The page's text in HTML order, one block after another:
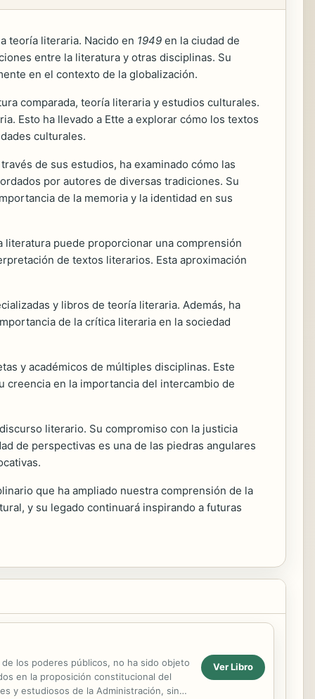
teoría literaria. Nacido en 1949 en la ciudad de
entre la literatura y otras disciplinas. Su
en el contexto de la globalización.
comparada, teoría literaria y estudios culturales.
Esto ha llevado a Ette a explorar cómo los textos
culturales.
través de sus estudios, ha examinado cómo las
por autores de diversas tradiciones. Su
de la memoria y la identidad en sus
literatura puede proporcionar una comprensión
de textos literarios. Esta aproximación
y libros de teoría literaria. Además, ha
de la crítica literaria en la sociedad
y académicos de múltiples disciplinas. Este
creencia en la importancia del intercambio de
literario. Su compromiso con la justicia
de perspectivas es una de las piedras angulares
que ha ampliado nuestra comprensión de la
y su legado continuará inspirando a futuras
los poderes públicos, no ha sido objeto
en la proposición constitucional del
y estudiosos de la Administración, sin
Ver Libro